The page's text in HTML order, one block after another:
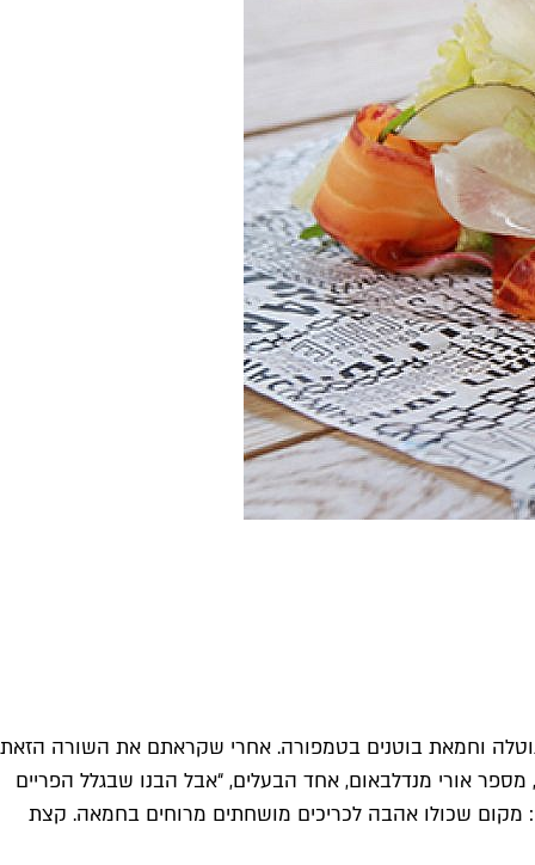
נוטלה וחמאת בוטנים בטמפורה. אחרי שקראתם את השורה הזאת
אורי מנדלבאום, אחד הבעלים, “אבל הבנו שבגלל הפריים
מקום שכולו אהבה לכריכים מושחתים מרוחים בחמאה. קצת